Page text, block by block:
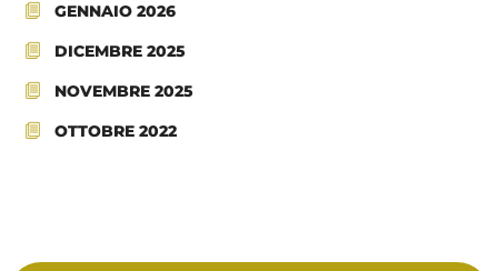
GENNAIO 2026
DICEMBRE 2025
NOVEMBRE 2025
OTTOBRE 2022